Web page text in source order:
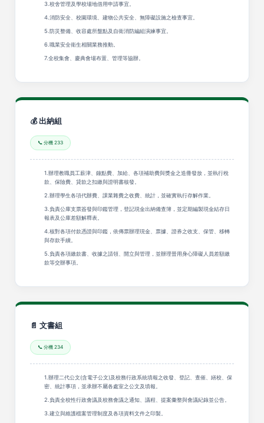
3.校舍管理及學校場地借用申請事宜。
4.消防安全、校園環境、建物公共安全、無障礙設施之檢查事宜。
5.防災整備、收容處所盤點及自衛消防編組演練事宜。
6.職業安全衛生相關業務推動。
7.全校集會、慶典會場布置、管理等協辦。
💰 出納組
📞 分機 233
1.辦理教職員工薪津、鐘點費、加給、各項補助費與獎金之造冊發放，並執行稅
款、保險費、貸款之扣繳與證明書核發。
2.辦理學生各項代辦費、課業雜費之收費、統計，並確實執行存解作業。
3.負責公庫支票簽發與印鑑管理，登記現金出納備查簿，並定期編製現金結存日
報表及公庫差額解釋表。
4.核對各項付款憑證與印鑑，依傳票辦理現金、票據、證券之收支、保管、移轉
與存款手續。
5.負責各項繳款書、收據之請領、開立與管理，並辦理晉用身心障礙人員差額繳
款等交辦事項。
📄 文書組
📞 分機 234
1.辦理二代公文(含電子公文)及校務行政系統填報之收發、登記、查催、繕校、保
密、統計事項，並承辦不屬各處室之公文及填報。
2.負責全校性行政會議及校務會議之通知、議程、提案彙整與會議紀錄並公告。
3.建立與維護檔案管理制度及各項資料文件之印製。